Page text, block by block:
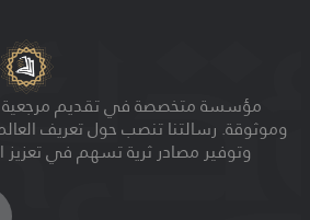
مؤسسة متخصصة في تقديم مرجعية
وموثوقة. رسالتنا تنصب حول تعريف
وتوفير مصادر ثرية تسهم في